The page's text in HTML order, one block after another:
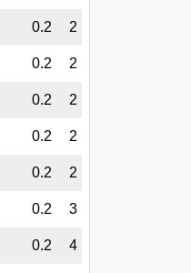
0.2 2
0.2 2
0.2 2
0.2 2
0.2 2
0.2 3
0.2 4